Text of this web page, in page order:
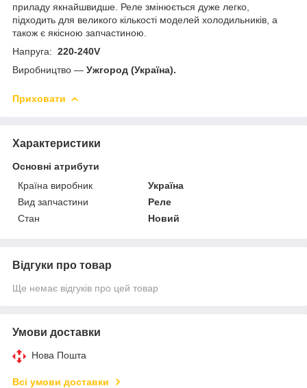
приладу якнайшвидше. Реле змінюється дуже легко,
підходить для великого кількості моделей холодильників, а
також є якісною запчастиною.
Напруга: 220-240V
Виробництво — Ужгород (Україна).
Приховати
Характеристики
Основні атрибути
Країна виробник
Україна
Вид запчастини
Реле
Стан
Новий
Відгуки про товар
Ще немає відгуків про цей товар
Умови доставки
Нова Пошта
Всі умови доставки